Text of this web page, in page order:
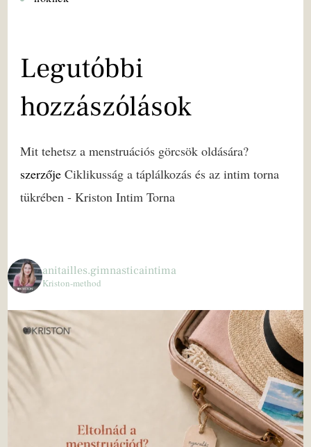
Legutóbbi
hozzászólások
Mit tehetsz a menstruációs görcsök oldására?
szerzője Ciklikusság a táplálkozás és az intim torna
tükrében - Kriston Intim Torna
anitailles.gimnasticaintima
Kriston-method